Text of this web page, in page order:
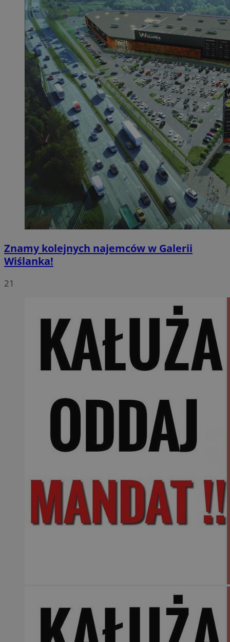
Znamy kolejnych najemców w Galerii
Wiślanka!
21